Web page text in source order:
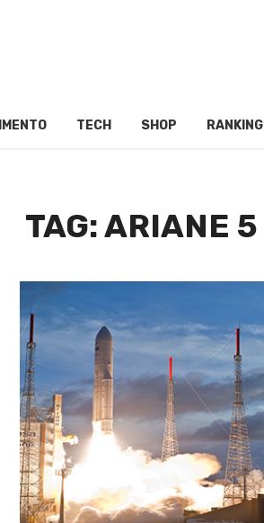
TECH SHOP RANKING
TAG: ARIANE 5